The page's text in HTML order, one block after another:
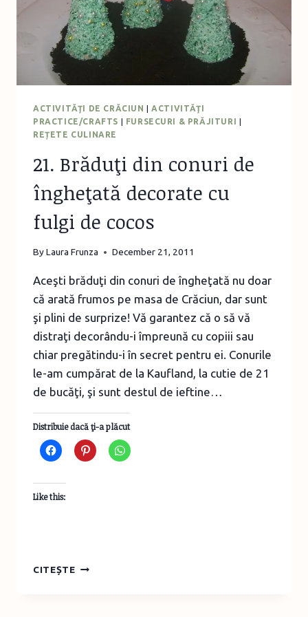
ACTIVITĂŢI DE CRĂCIUN |ACTIVITĂŢI
PRACTICE/CRAFTS | FURSECURI & PRĂJITURI |
REȚETE CULINARE
21. Brăduţi din conuri de
îngheţată decorate cu
fulgi de cocos
ByLaura Frunza December 21, 2011
Aceşti brăduţi din conuri de îngheţată nu doar
că arată frumos pe masa de Crăciun, dar sunt
şi plini de surprize! Vă garantez că o să vă
distraţi decorându-i împreună cu copiii sau
chiar pregătindu-i în secret pentru ei. Conurile
le-am cumpărat de la Kaufland, la cutie de 21
de bucăţi, şi sunt destul de ieftine…
Distribuie dacă ţi-a plăcut
Like this:
CITEȘTE21.